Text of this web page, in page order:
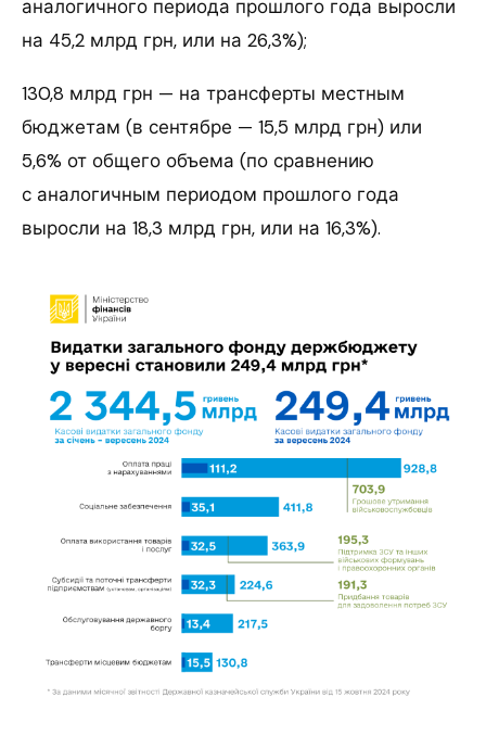
аналогичного периода прошлого года выросли
на 45,2 млрд грн, или на 26,3%);
130,8 млрд грн — на трансферты местным
бюджетам (в сентябре — 15,5 млрд грн) или
5,6% от общего объема (по сравнению
с аналогичным периодом прошлого года
выросли на 18,3 млрд грн, или на 16,3%).